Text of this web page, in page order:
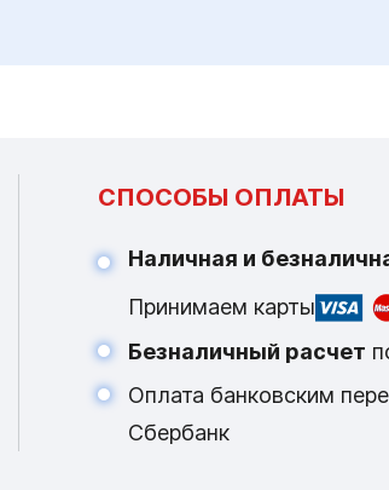
СПОСОБЫ ОПЛАТЫ
Наличная и
Принимаем карты
Безналичный расчет
Оплата банковским
Сбербанк